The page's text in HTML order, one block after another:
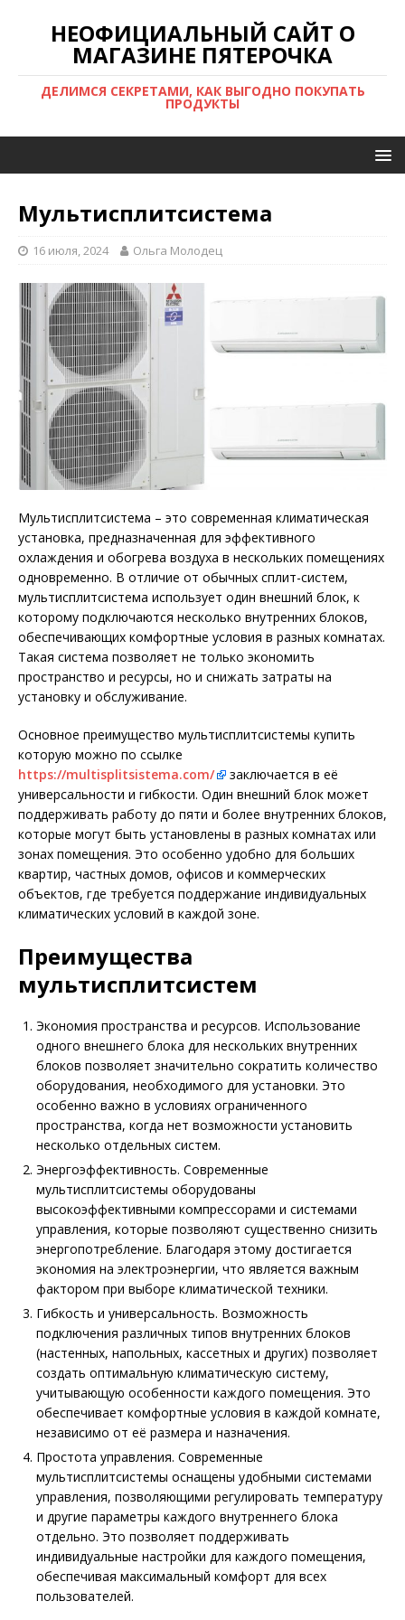
НЕОФИЦИАЛЬНЫЙ САЙТ О
МАГАЗИНЕ ПЯТЕРОЧКА
ДЕЛИМСЯ СЕКРЕТАМИ, КАК ВЫГОДНО ПОКУПАТЬ
ПРОДУКТЫ
Мультисплитсистема
16 июля, 2024 Ольга Молодец
Мультисплитсистема – это современная климатическая
установка, предназначенная для эффективного
охлаждения и обогрева воздуха в нескольких помещениях
одновременно. В отличие от обычных сплит-систем,
мультисплитсистема использует один внешний блок, к
которому подключаются несколько внутренних блоков,
обеспечивающих комфортные условия в разных комнатах.
Такая система позволяет не только экономить
пространство и ресурсы, но и снижать затраты на
установку и обслуживание.
Основное преимущество мультисплитсистемы купить
которую можно по ссылке
https://multisplitsistema.com/
заключается в её
универсальности и гибкости. Один внешний блок может
поддерживать работу до пяти и более внутренних блоков,
которые могут быть установлены в разных комнатах или
зонах помещения. Это особенно удобно для больших
квартир, частных домов, офисов и коммерческих
объектов, где требуется поддержание индивидуальных
климатических условий в каждой зоне.
Преимущества
мультисплитсистем
Экономия пространства и ресурсов. Использование
одного внешнего блока для нескольких внутренних
блоков позволяет значительно сократить количество
оборудования, необходимого для установки. Это
особенно важно в условиях ограниченного
пространства, когда нет возможности установить
несколько отдельных систем.
Энергоэффективность. Современные
мультисплитсистемы оборудованы
высокоэффективными компрессорами и системами
управления, которые позволяют существенно снизить
энергопотребление. Благодаря этому достигается
экономия на электроэнергии, что является важным
фактором при выборе климатической техники.
Гибкость и универсальность. Возможность
подключения различных типов внутренних блоков
(настенных, напольных, кассетных и других) позволяет
создать оптимальную климатическую систему,
учитывающую особенности каждого помещения. Это
обеспечивает комфортные условия в каждой комнате,
независимо от её размера и назначения.
Простота управления. Современные
мультисплитсистемы оснащены удобными системами
управления, позволяющими регулировать температуру
и другие параметры каждого внутреннего блока
отдельно. Это позволяет поддерживать
индивидуальные настройки для каждого помещения,
обеспечивая максимальный комфорт для всех
пользователей.